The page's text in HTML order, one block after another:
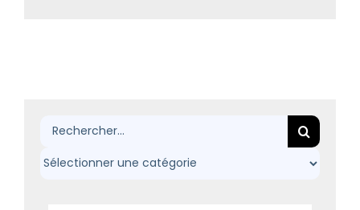
Rechercher: